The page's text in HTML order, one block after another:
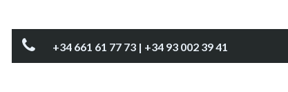
+34 661 61 77 73 | +34 93 002 39 41